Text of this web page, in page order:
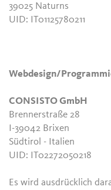
39025 Naturns
UID: IT01125780211
Webdesign/
CONSISTO GmbH
Brennerstraße 28
I-39042 Brixen
Südtirol - Italien
UID: IT02272050218
Es wird ausdrücklich